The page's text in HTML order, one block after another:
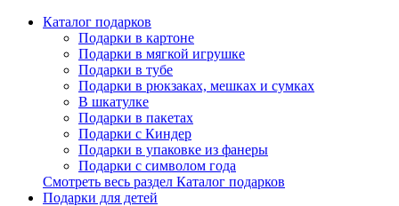
Каталог подарков
Подарки в картоне
Подарки в мягкой игрушке
Подарки в тубе
Подарки в рюкзаках, мешках и сумках
В шкатулке
Подарки в пакетах
Подарки с Киндер
Подарки в упаковке из фанеры
Подарки с символом года
Смотреть весь раздел Каталог подарков
Подарки для детей